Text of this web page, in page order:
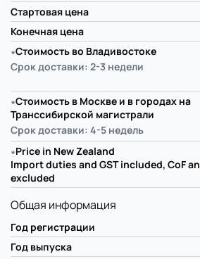
Стартовая цена
Конечная цена
∗Стоимость во Владивостоке
Срок доставки: 2-3 недели
∗Стоимость в Москве и в городах на
Транссибирской магистрали
Срок доставки: 4-5 недель
∗Price in New Zealand
Import duties and GST included, CoF
excluded
Общая информация
Год регистрации
Год выпуска